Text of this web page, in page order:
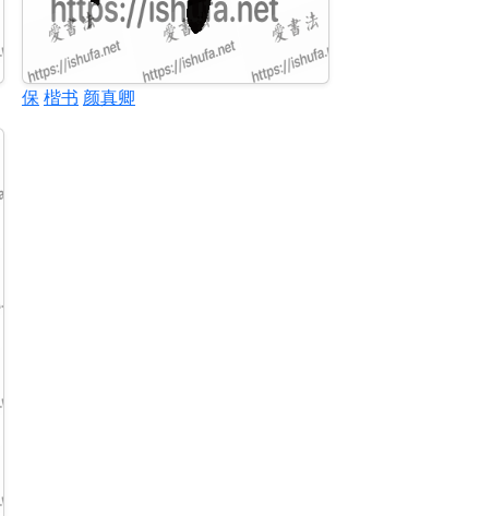
保楷书 颜真卿